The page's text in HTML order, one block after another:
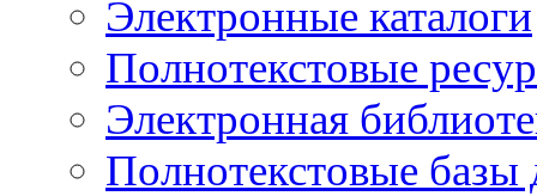
Электронные каталоги
Полнотекстовые
Электронная
Полнотекстовые